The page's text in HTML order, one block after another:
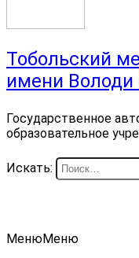
Тобольский
имени Володи
Государственное
образовательное
Искать:
МенюМеню